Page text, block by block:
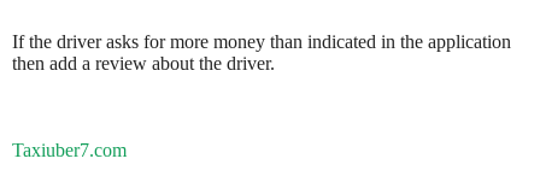
If the driver asks for more money than indicated in the application
then add a review about the driver.
Taxiuber7.com